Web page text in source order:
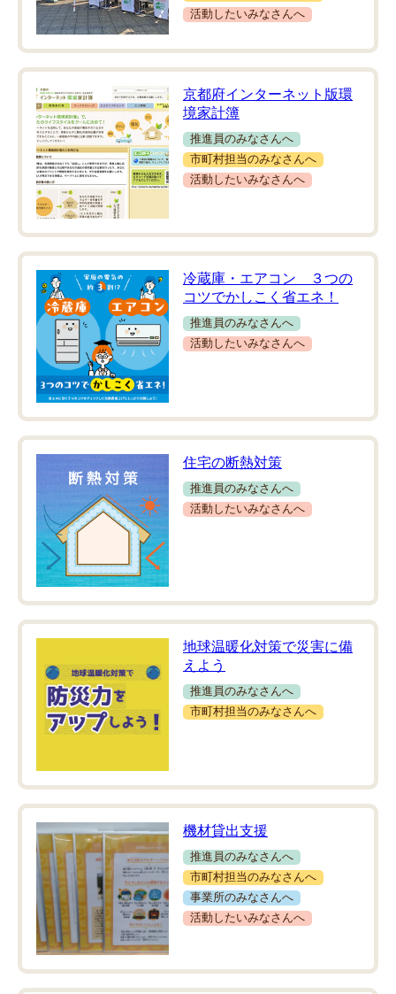
活動したいみなさんへ
京都府インターネット版環
境家計簿
推進員のみなさんへ
市町村担当のみなさんへ
活動したいみなさんへ
冷蔵庫・エアコン ３つの
コツでかしこく省エネ！
推進員のみなさんへ
活動したいみなさんへ
住宅の断熱対策
推進員のみなさんへ
活動したいみなさんへ
地球温暖化対策で災害に備
えよう
推進員のみなさんへ
市町村担当のみなさんへ
機材貸出支援
推進員のみなさんへ
市町村担当のみなさんへ
事業所のみなさんへ
活動したいみなさんへ